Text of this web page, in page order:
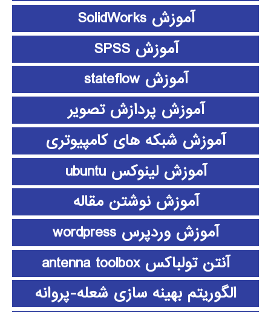
آموزش SolidWorks
آموزش SPSS
آموزش stateflow
آموزش پردازش تصویر
آموزش شبکه های کامپیوتری
آموزش لینوکس ubuntu
آموزش نوشتن مقاله
آموزش وردپرس wordpress
آنتن تولباکس antenna toolbox
الگوریتم بهینه سازی شعله-پروانه